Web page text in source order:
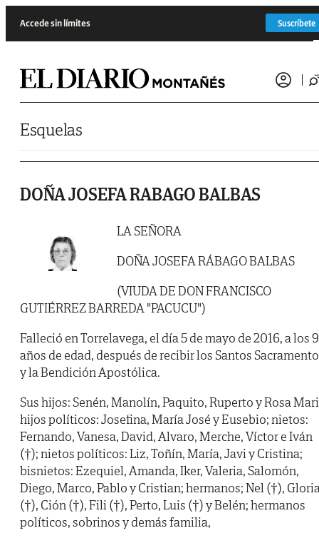
Accede sin límites Suscríbete
Esquelas
DOÑA JOSEFA RABAGO BALBAS
LA SEÑORA
DOÑA JOSEFA RÁBAGO BALBAS
(VIUDA DE DON FRANCISCO
GUTIÉRREZ BARREDA "PACUCU")
Falleció en Torrelavega, el día 5 de mayo de 2016, a los
años de edad, después de recibir los Santos
y la Bendición Apostólica.
Sus hijos: Senén, Manolín, Paquito, Ruperto y Rosa
hijos políticos: Josefina, María José y Eusebio; nietos:
Fernando, Vanesa, David, Alvaro, Merche, Víctor e Iván
(†); nietos políticos: Liz, Toñín, María, Javi y Cristina;
bisnietos: Ezequiel, Amanda, Iker, Valeria, Salomón,
Diego, Marco, Pablo y Cristian; hermanos; Nel (†),
(†), Ción (†), Fili (†), Perto, Luis (†) y Belén; hermanos
políticos, sobrinos y demás familia,